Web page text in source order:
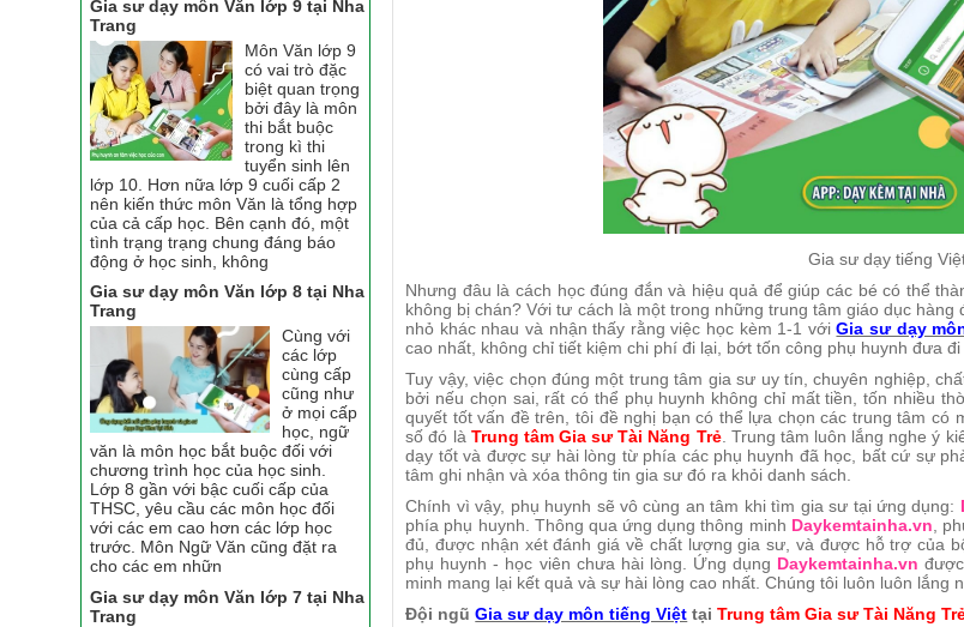
Gia sư dạy tiếng
Nhưng đâu là cách học đúng đắn và hiệu quả để giúp các bé có thể
không bị chán? Với tư cách là một trong những trung tâm giáo dục
nhỏ khác nhau và nhận thấy rằng việc học kèm 1-1 vớiGia sư dạy
cao nhất, không chỉ tiết kiệm chi phí đi lại, bớt tốn công phụ huynh đưa
Tuy vậy, việc chọn đúng một trung tâm gia sư uy tín, chuyên nghiệp,
bởi nếu chọn sai, rất có thể phụ huynh không chỉ mất tiền, tốn nhiều
quyết tốt vấn đề trên, tôi đề nghị bạn có thể lựa chọn các trung tâm có
số đó là Trung tâm Gia sư Tài Năng Trẻ. Trung tâm luôn lắng nghe ý
dạy tốt và được sự hài lòng từ phía các phụ huynh đã học, bất cứ sự
tâm ghi nhận và xóa thông tin gia sư đó ra khỏi danh sách.
Chính vì vậy, phụ huynh sẽ vô cùng an tâm khi tìm gia sư tại ứng dụng:
phía phụ huynh. Thông qua ứng dụng thông minh Daykemtainha.vn ,
đủ, được nhận xét đánh giá về chất lượng gia sư, và được hỗ trợ của
phụ huynh - học viên chưa hài lòng. Ứng dụng Daykemtainha.vn
minh mang lại kết quả và sự hài lòng cao nhất. Chúng tôi luôn luôn lắng
Đội ngũGia sư dạy môn tiếng Việt tạiTrung tâm Gia sư Tài Năng
Gia sư dạy môn Văn lớp 9 tại Nha
Trang
Môn Văn lớp 9
có vai trò đặc
biệt quan trọng
bởi đây là môn
thi bắt buộc
trong kì thi
tuyển sinh lên
lớp 10. Hơn nữa lớp 9 cuối cấp 2
nên kiến thức môn Văn là tổng hợp
của cả cấp học. Bên cạnh đó, một
tình trạng trạng chung đáng báo
động ở học sinh, không
Gia sư dạy môn Văn lớp 8 tại Nha
Trang
Cùng với
các lớp
cùng cấp
cũng như
ở mọi cấp
học, ngữ
văn là môn học bắt buộc đối với
chương trình học của học sinh.
Lớp 8 gần với bậc cuối cấp của
THSC, yêu cầu các môn học đối
với các em cao hơn các lớp học
trước. Môn Ngữ Văn cũng đặt ra
cho các em nhữn
Gia sư dạy môn Văn lớp 7 tại Nha
Trang